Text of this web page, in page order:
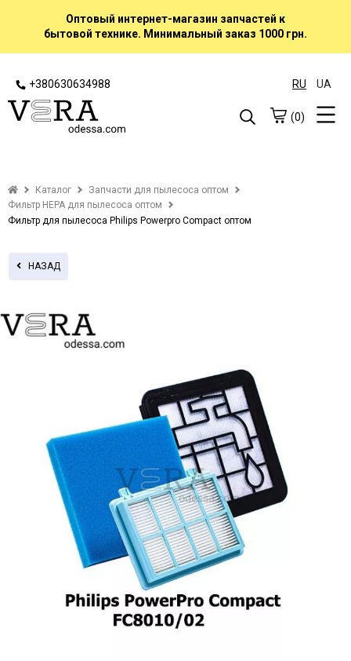
Оптовый интернет-магазин запчастей к
бытовой технике. Минимальный заказ 1000 грн.
+380630634988 RU UA
(0)
Каталог
Запчасти для пылесоса оптом
Фильтр HEPA для пылесоса оптом
Фильтр для пылесоса Philips Powerpro Compact оптом
НАЗАД